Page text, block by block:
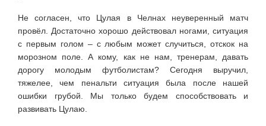
Не согласен, что Цулая в Челнах неуверенный матч
провёл. Достаточно хорошо действовал ногами, ситуация
с первым голом – с любым может случиться, отскок на
морозном поле. А кому, как не нам, тренерам, давать
дорогу молодым футболистам? Сегодня выручил,
тяжелее, чем пенальти ситуация была после нашей
ошибки грубой. Мы только будем способствовать и
развивать Цулаю.